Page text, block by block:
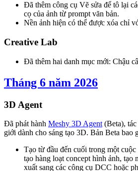
Đã thêm công cụ Vẽ sửa để tô lại
cọ của ảnh từ prompt văn bản.
Nền ảnh hiện có thể được xóa chỉ
Creative Lab
Đã thêm hai danh mục mới: Chậu
Tháng 6 năm 2026
3D Agent
Đã phát hành Meshy 3D Agent (Beta),
giới dành cho sáng tạo 3D. Bản Beta bao
Tạo từ đầu đến cuối trong một
tạo hàng loạt concept hình ảnh,
xuất sang các công cụ DCC hoặc